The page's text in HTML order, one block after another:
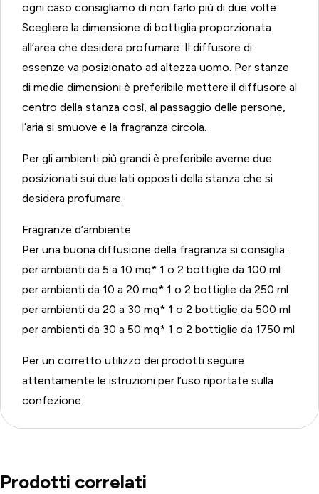
ogni caso consigliamo di non farlo più di due volte.
Scegliere la dimensione di bottiglia proporzionata
all’area che desidera profumare. Il diffusore di
essenze va posizionato ad altezza uomo. Per stanze
di medie dimensioni è preferibile mettere il diffusore al
centro della stanza così, al passaggio delle persone,
l’aria si smuove e la fragranza circola.
Per gli ambienti più grandi è preferibile averne due
posizionati sui due lati opposti della stanza che si
desidera profumare.
Fragranze d’ambiente
Per una buona diffusione della fragranza si consiglia:
per ambienti da 5 a 10 mq* 1 o 2 bottiglie da 100 ml
per ambienti da 10 a 20 mq* 1 o 2 bottiglie da 250 ml
per ambienti da 20 a 30 mq* 1 o 2 bottiglie da 500 ml
per ambienti da 30 a 50 mq* 1 o 2 bottiglie da 1750 ml
Per un corretto utilizzo dei prodotti seguire
attentamente le istruzioni per l’uso riportate sulla
confezione.
Prodotti correlati